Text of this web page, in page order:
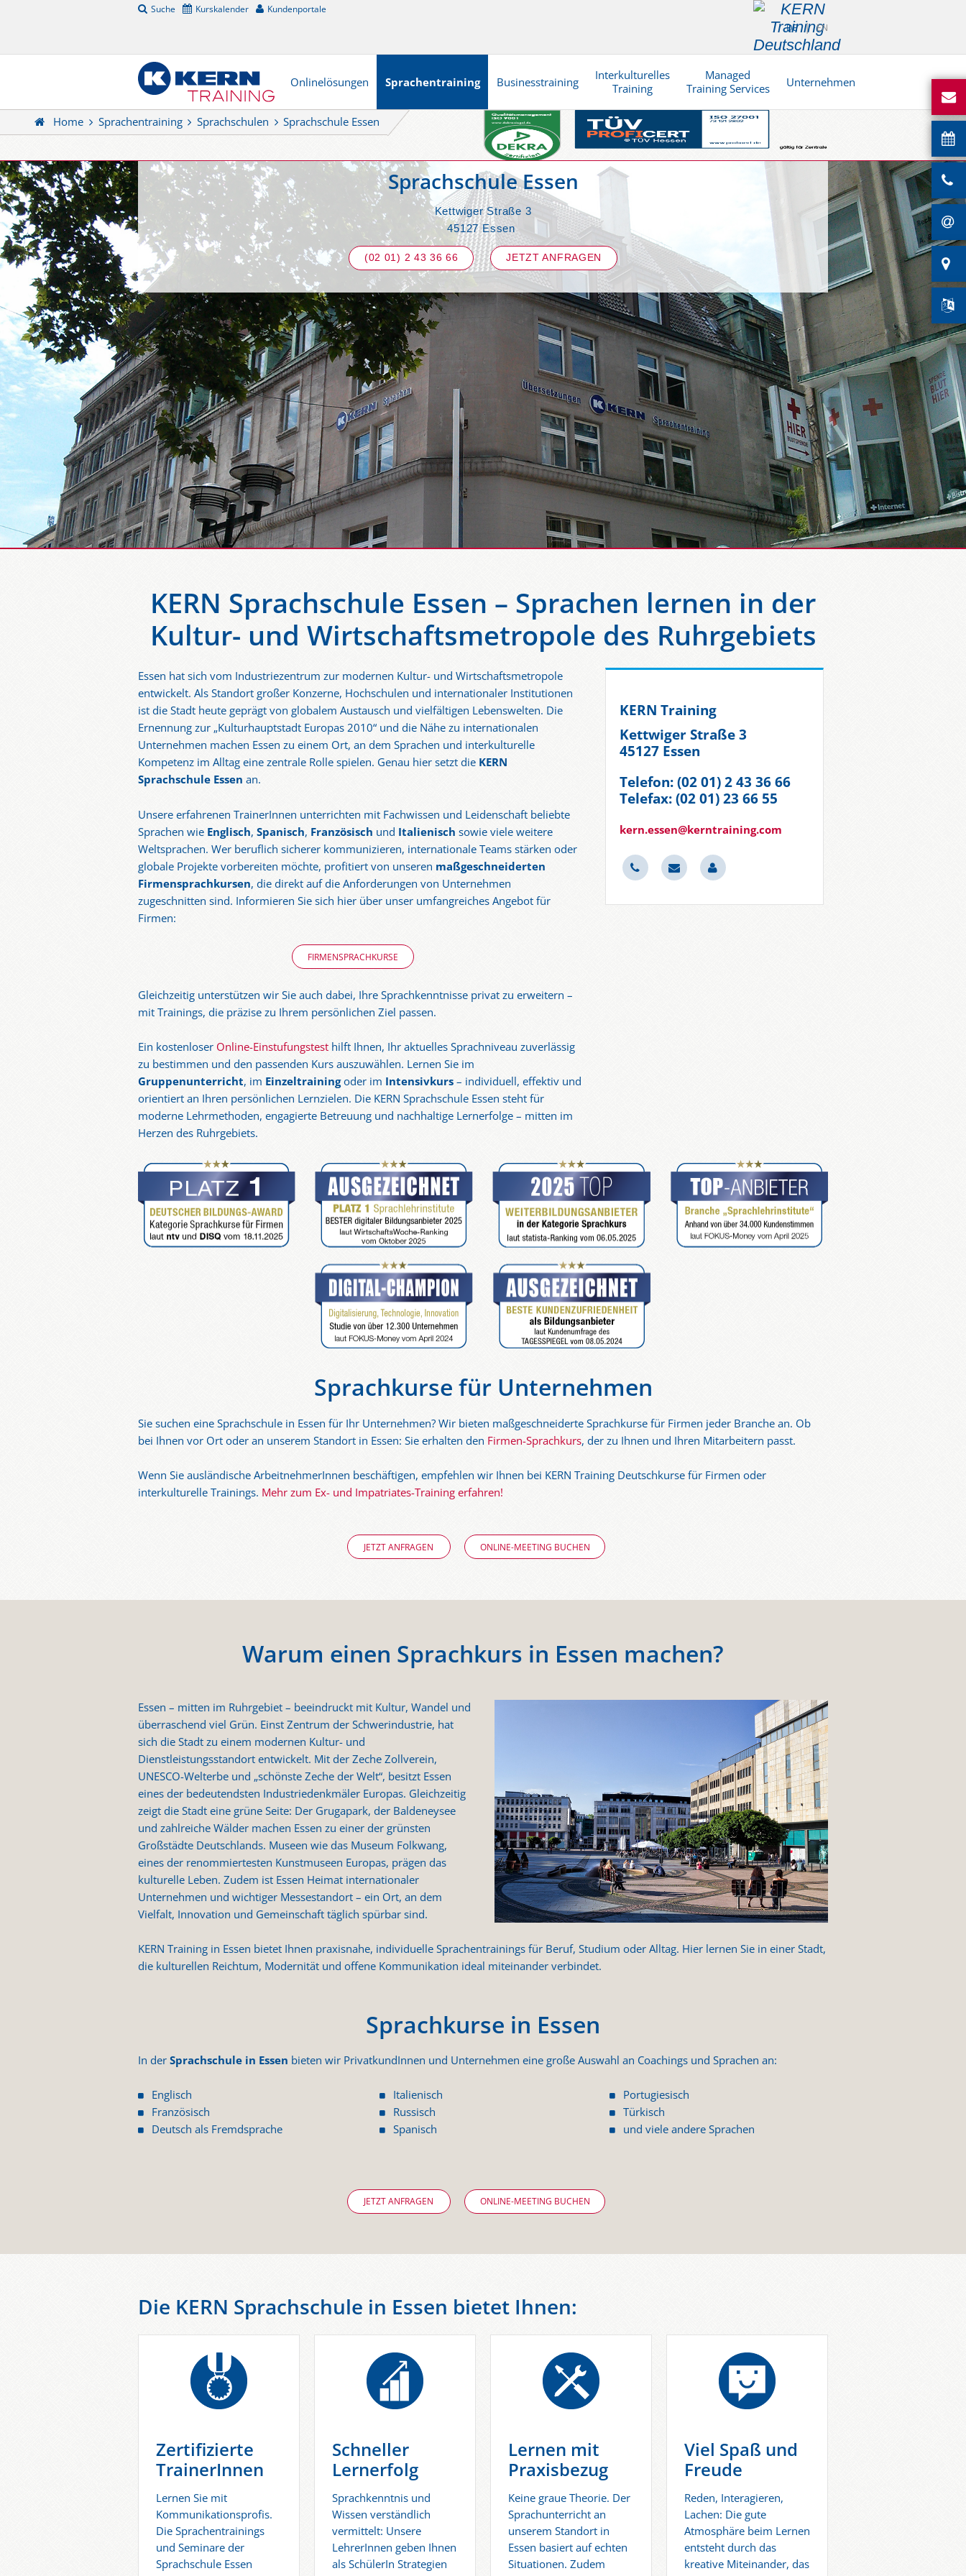
Suche Kurskalender
Kundenportale
DE
EN
Onlinelösungen Sprachentraining Businesstraining
Interkulturelles
Training
Managed
Training Services
Unternehmen
Home Sprachentraining Sprachschulen Sprachschule Essen
Sprachschule Essen
Kettwiger Straße 3
45127 Essen
(02 01) 2 43 36 66 JETZT ANFRAGEN
KERN Sprachschule Essen – Sprachen lernen in der
Kultur- und Wirtschaftsmetropole des Ruhrgebiets
Essen hat sich vom Industriezentrum zur modernen Kultur- und Wirtschaftsmetropole
entwickelt. Als Standort großer Konzerne, Hochschulen und internationaler Institutionen
ist die Stadt heute geprägt von globalem Austausch und vielfältigen Lebenswelten. Die
Ernennung zur „Kulturhauptstadt Europas 2010“ und die Nähe zu internationalen
Unternehmen machen Essen zu einem Ort, an dem Sprachen und interkulturelle
Kompetenz im Alltag eine zentrale Rolle spielen. Genau hier setzt die KERN
Sprachschule Essen an.
Unsere erfahrenen TrainerInnen unterrichten mit Fachwissen und Leidenschaft beliebte
Sprachen wie Englisch, Spanisch, Französisch und Italienisch sowie viele weitere
Weltsprachen. Wer beruflich sicherer kommunizieren, internationale Teams stärken oder
globale Projekte vorbereiten möchte, profitiert von unseren maßgeschneiderten
Firmensprachkursen, die direkt auf die Anforderungen von Unternehmen
zugeschnitten sind. Informieren Sie sich hier über unser umfangreiches Angebot für
Firmen:
FIRMENSPRACHKURSE
Gleichzeitig unterstützen wir Sie auch dabei, Ihre Sprachkenntnisse privat zu erweitern –
mit Trainings, die präzise zu Ihrem persönlichen Ziel passen.
Ein kostenloser Online-Einstufungstest hilft Ihnen, Ihr aktuelles Sprachniveau zuverlässig
zu bestimmen und den passenden Kurs auszuwählen. Lernen Sie im
Gruppenunterricht, im Einzeltrainingoder im Intensivkurs– individuell, effektiv und
orientiert an Ihren persönlichen Lernzielen. Die KERN Sprachschule Essen steht für
moderne Lehrmethoden, engagierte Betreuung und nachhaltige Lernerfolge – mitten im
Herzen des Ruhrgebiets.
KERN Training
Kettwiger Straße 3
45127 Essen
Telefon: (02 01) 2 43 36 66
Telefax: (02 01) 23 66 55
kern.essen@kerntraining.com
Sprachkurse für Unternehmen
Sie suchen eine Sprachschule in Essen für Ihr Unternehmen? Wir bieten maßgeschneiderte Sprachkurse für Firmen jeder Branche an. Ob
bei Ihnen vor Ort oder an unserem Standort in Essen: Sie erhalten den Firmen-Sprachkurs, der zu Ihnen und Ihren Mitarbeitern passt.
Wenn Sie ausländische ArbeitnehmerInnen beschäftigen, empfehlen wir Ihnen bei KERN Training Deutschkurse für Firmen oder
interkulturelle Trainings. Mehr zum Ex- und Impatriates-Training erfahren!
JETZT ANFRAGEN ONLINE-MEETING BUCHEN
Warum einen Sprachkurs in Essen machen?
Essen – mitten im Ruhrgebiet – beeindruckt mit Kultur, Wandel und
überraschend viel Grün. Einst Zentrum der Schwerindustrie, hat
sich die Stadt zu einem modernen Kultur- und
Dienstleistungsstandort entwickelt. Mit der Zeche Zollverein,
UNESCO-Welterbe und „schönste Zeche der Welt“, besitzt Essen
eines der bedeutendsten Industriedenkmäler Europas. Gleichzeitig
zeigt die Stadt eine grüne Seite: Der Grugapark, der Baldeneysee
und zahlreiche Wälder machen Essen zu einer der grünsten
Großstädte Deutschlands. Museen wie das Museum Folkwang,
eines der renommiertesten Kunstmuseen Europas, prägen das
kulturelle Leben. Zudem ist Essen Heimat internationaler
Unternehmen und wichtiger Messestandort – ein Ort, an dem
Vielfalt, Innovation und Gemeinschaft täglich spürbar sind.
KERN Training in Essen bietet Ihnen praxisnahe, individuelle Sprachentrainings für Beruf, Studium oder Alltag. Hier lernen Sie in einer Stadt,
die kulturellen Reichtum, Modernität und offene Kommunikation ideal miteinander verbindet.
Sprachkurse in Essen
In derSprachschule in Essen bieten wir PrivatkundInnen und Unternehmen eine große Auswahl an Coachings und Sprachen an:
Englisch
Französisch
Deutsch als Fremdsprache
Italienisch
Russisch
Spanisch
Portugiesisch
Türkisch
und viele andere Sprachen
JETZT ANFRAGEN ONLINE-MEETING BUCHEN
Die KERN Sprachschule in Essen bietet Ihnen:
Zertifizierte
TrainerInnen
Lernen Sie mit
Kommunikationsprofis.
Die Sprachentrainings
und Seminare der
Sprachschule Essen
Schneller
Lernerfolg
Sprachkenntnis und
Wissen verständlich
vermittelt: Unsere
LehrerInnen geben Ihnen
als SchülerIn Strategien
Lernen mit
Praxisbezug
Keine graue Theorie. Der
Sprachunterricht an
unserem Standort in
Essen basiert auf echten
Situationen. Zudem
Viel Spaß und
Freude
Reden, Interagieren,
Lachen: Die gute
Atmosphäre beim Lernen
entsteht durch das
kreative Miteinander, das